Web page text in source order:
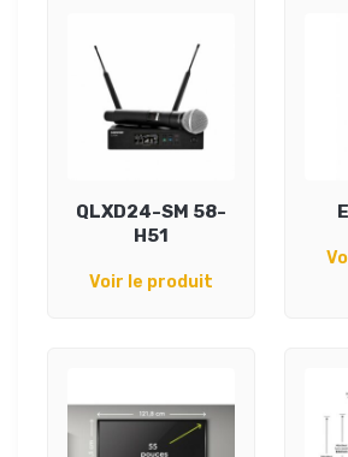
QLXD24-SM 58-
H51
Voir le produit